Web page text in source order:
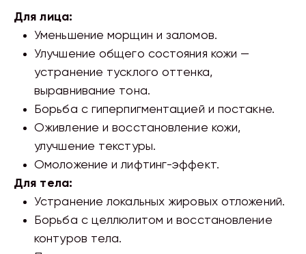
Для лица:
Уменьшение морщин и заломов.
Улучшение общего состояния кожи —
устранение тусклого оттенка,
выравнивание тона.
Борьба с гиперпигментацией и постакне.
Оживление и восстановление кожи,
улучшение текстуры.
Омоложение и лифтинг-эффект.
Для тела:
Устранение локальных жировых отложений.
Борьба с целлюлитом и восстановление
контуров тела.